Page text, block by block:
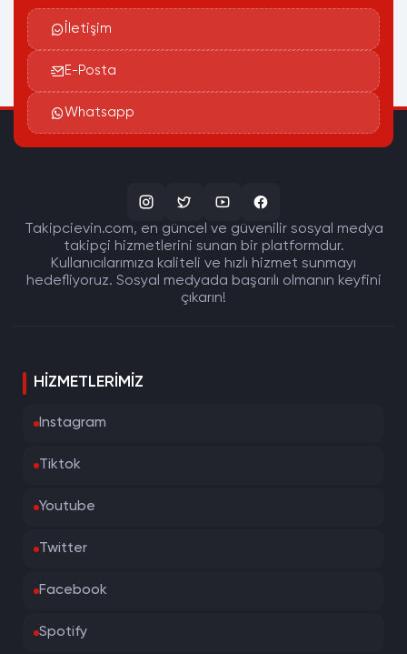
İletişim
E-Posta
Whatsapp
Takipcievin.com, en güncel ve güvenilir sosyal medya
takipçi hizmetlerini sunan bir platformdur.
Kullanıcılarımıza kaliteli ve hızlı hizmet sunmayı
hedefliyoruz. Sosyal medyada başarılı olmanın keyfini
çıkarın!
HIZMETLERIMIZ
Instagram
Tiktok
Youtube
Twitter
Facebook
Spotify